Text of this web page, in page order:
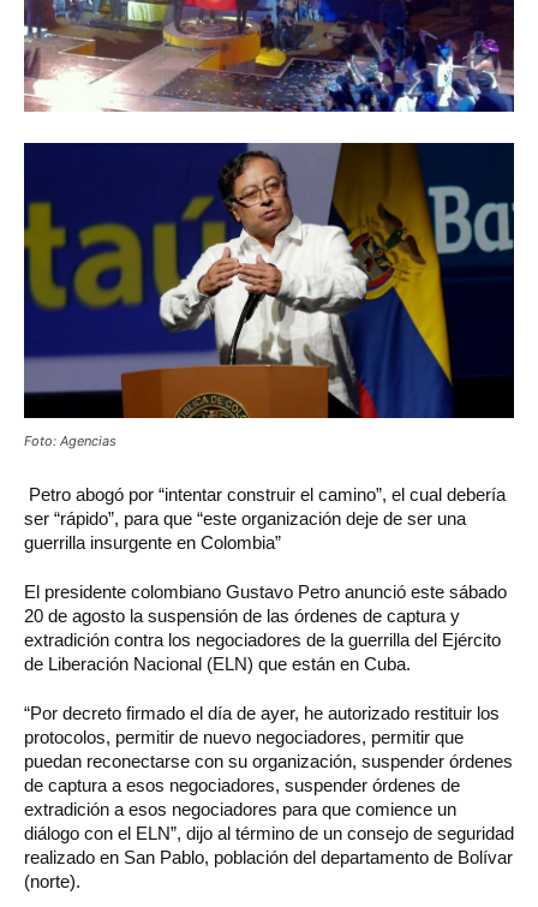
Foto: Agencias
Petro abogó por “intentar construir el camino”, el cual debería
ser “rápido”, para que “este organización deje de ser una
guerrilla insurgente en Colombia”
El presidente colombiano Gustavo Petro anunció este sábado
20 de agosto la suspensión de las órdenes de captura y
extradición contra los negociadores de la guerrilla del Ejército
de Liberación Nacional (ELN) que están en Cuba.
“Por decreto firmado el día de ayer, he autorizado restituir los
protocolos, permitir de nuevo negociadores, permitir que
puedan reconectarse con su organización, suspender órdenes
de captura a esos negociadores, suspender órdenes de
extradición a esos negociadores para que comience un
diálogo con el ELN”, dijo al término de un consejo de seguridad
realizado en San Pablo, población del departamento de Bolívar
(norte).